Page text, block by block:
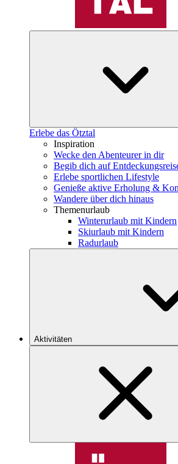
Erlebe das Ötztal
Inspiration
Wecke den Abenteurer in dir
Begib dich auf
Erlebe sportlichen Lifestyle
Genieße aktive Erholung &
Wandere über dich hinaus
Themenurlaub
Winterurlaub mit Kindern
Skiurlaub mit Kindern
Radurlaub
Aktivitäten